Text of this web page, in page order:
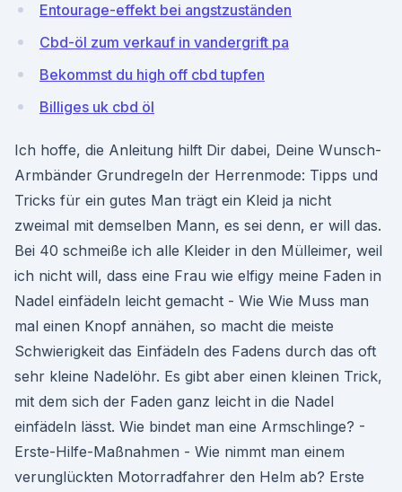
Entourage-effekt bei angstzuständen
Cbd-öl zum verkauf in vandergrift pa
Bekommst du high off cbd tupfen
Billiges uk cbd öl
Ich hoffe, die Anleitung hilft Dir dabei, Deine Wunsch-
Armbänder Grundregeln der Herrenmode: Tipps und
Tricks für ein gutes Man trägt ein Kleid ja nicht
zweimal mit demselben Mann, es sei denn, er will das.
Bei 40 schmeiße ich alle Kleider in den Mülleimer, weil
ich nicht will, dass eine Frau wie elfigy meine Faden in
Nadel einfädeln leicht gemacht - Wie Wie Muss man
mal einen Knopf annähen, so macht die meiste
Schwierigkeit das Einfädeln des Fadens durch das oft
sehr kleine Nadelöhr. Es gibt aber einen kleinen Trick,
mit dem sich der Faden ganz leicht in die Nadel
einfädeln lässt. Wie bindet man eine Armschlinge? -
Erste-Hilfe-Maßnahmen - Wie nimmt man einem
verunglückten Motorradfahrer den Helm ab? Erste